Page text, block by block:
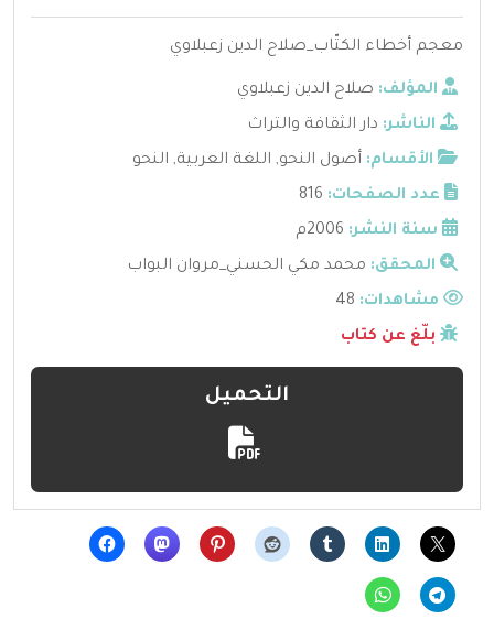
معجم أخطاء الكتّاب_صلاح الدين زعبلاوي
المؤلف: صلاح الدين زعبلاوي
الناشر: دار الثقافة والتراث
الأقسام: أصول النحو, اللغة العربية, النحو
عدد الصفحات: 816
سنة النشر: 2006م
المحقق: محمد مكي الحسني_مروان البواب
مشاهدات:
بلّغ عن كتاب
التحميل